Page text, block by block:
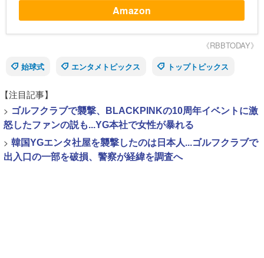
Amazon
《RBBTODAY》
始球式
エンタメトピックス トップトピックス
【注目記事】
> ゴルフクラブで襲撃、BLACKPINKの10周年イベントに激
怒したファンの説も...YG本社で女性が暴れる
> 韓国YGエンタ社屋を襲撃したのは日本人...ゴルフクラブで
出入口の一部を破損、警察が経緯を調査へ